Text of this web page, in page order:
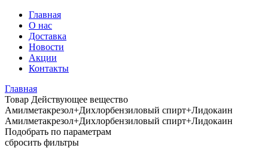
Главная
О нас
Доставка
Новости
Акции
Контакты
Главная
Товар Действующее вещество
Амилметакрезол+Дихлорбензиловый спирт+Лидокаин
Амилметакрезол+Дихлорбензиловый спирт+Лидокаин
Подобрать по параметрам
сбросить фильтры